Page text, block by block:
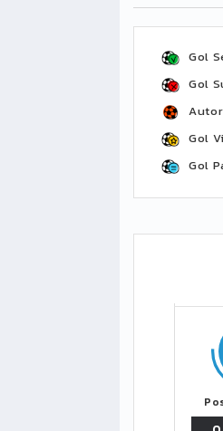
Gol
Gol
Gol
Gol